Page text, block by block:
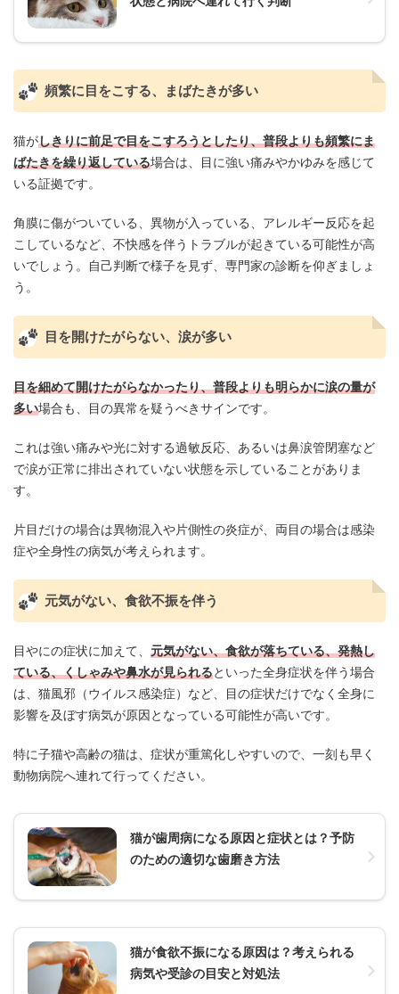
頻繁に目をこする、まばたきが多い
猫がしきりに前足で目をこすろうとしたり、普段よりも頻繁にま
ばたきを繰り返している場合は、目に強い痛みやかゆみを感じて
いる証拠です。
角膜に傷がついている、異物が入っている、アレルギー反応を起
こしているなど、不快感を伴うトラブルが起きている可能性が高
いでしょう。自己判断で様子を見ず、専門家の診断を仰ぎましょ
う。
目を開けたがらない、涙が多い
目を細めて開けたがらなかったり、普段よりも明らかに涙の量が
多い場合も、目の異常を疑うべきサインです。
これは強い痛みや光に対する過敏反応、あるいは鼻涙管閉塞など
で涙が正常に排出されていない状態を示していることがありま
す。
片目だけの場合は異物混入や片側性の炎症が、両目の場合は感染
症や全身性の病気が考えられます。
元気がない、食欲不振を伴う
目やにの症状に加えて、 元気がない、食欲が落ちている、発熱し
ている、くしゃみや鼻水が見られるといった全身症状を伴う場合
は、猫風邪（ウイルス感染症）など、目の症状だけでなく全身に
影響を及ぼす病気が原因となっている可能性が高いです。
特に子猫や高齢の猫は、症状が重篤化しやすいので、一刻も早く
動物病院へ連れて行ってください。
猫が歯周病になる原因と症状とは？予防
のための適切な歯磨き方法
猫が食欲不振になる原因は？考えられる
病気や受診の目安と対処法